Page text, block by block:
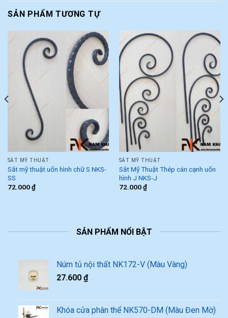
SẢN PHẨM TƯƠNG TỰ
SẮT MỸ THUẬT
Sắt mỹ thuật uốn hình chữ S NKS-
SS
72.000₫
SẮT MỸ THUẬT
Sắt Mỹ Thuật Thép cán cạnh uốn
hình J NKS-J
72.000₫
SẢN PHẨM NỔI BẬT
Núm tủ nội thất NK172-V (Màu Vàng)
27.600 ₫
Khóa cửa phân thể NK570-DM (Màu Đen Mờ)